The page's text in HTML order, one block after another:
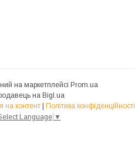
на маркетплейсі Prom.ua
на Bigl.ua
на контент | Політика конфіденційності
Language ▼